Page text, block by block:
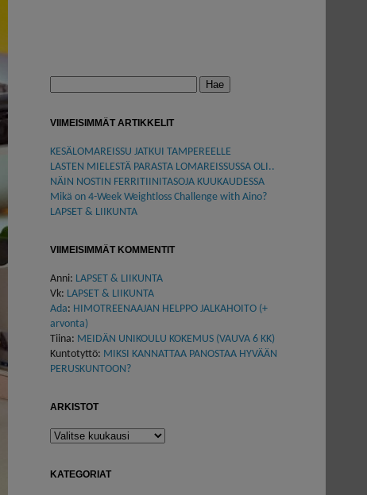
VIIMEISIMMÄT ARTIKKELIT
KESÄLOMAREISSU JATKUI TAMPEREELLE
LASTEN MIELESTÄ PARASTA LOMAREISSUSSA OLI..
NÄIN NOSTIN FERRITIINITASOJA KUUKAUDESSA
Mikä on 4-Week Weightloss Challenge with Aino?
LAPSET & LIIKUNTA
VIIMEISIMMÄT KOMMENTIT
Anni: LAPSET & LIIKUNTA
Vk: LAPSET & LIIKUNTA
Ada: HIMOTREENAAJAN HELPPO JALKAHOITO (+
arvonta)
Tiina: MEIDÄN UNIKOULU KOKEMUS (VAUVA 6 KK)
Kuntotyttö: MIKSI KANNATTAA PANOSTAA HYVÄÄN
PERUSKUNTOON?
ARKISTOT
Arkistot
KATEGORIAT